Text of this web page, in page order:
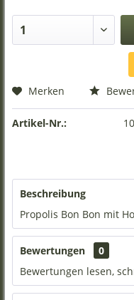
Merken
Artikel-Nr.:
Beschreibung
Propolis Bon Bon mit
Bewertungen
0
Bewertungen lesen,